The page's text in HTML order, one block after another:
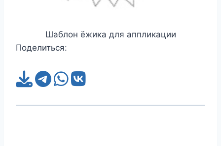
Шаблон ёжика для аппликации
Поделиться: